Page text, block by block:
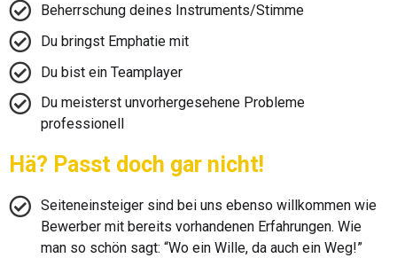
Beherrschung deines Instruments/Stimme
Du bringst Emphatie mit
Du bist ein Teamplayer
Du meisterst unvorhergesehene Probleme
professionell
Hä? Passt doch gar nicht!
Seiteneinsteiger sind bei uns ebenso willkommen wie
Bewerber mit bereits vorhandenen Erfahrungen. Wie
man so schön sagt: “Wo ein Wille, da auch ein Weg!”